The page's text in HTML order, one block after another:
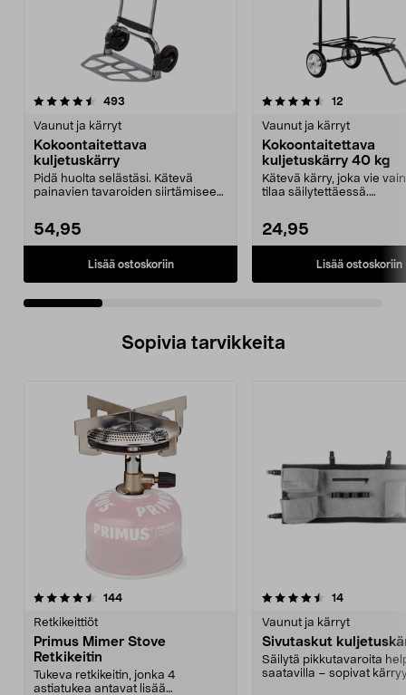
493
Vaunut ja kärryt
Kokoontaitettava
kuljetuskärry
Pidä huolta selästäsi. Kätevä
painavien tavaroiden siirtämiseen.
54,95
Lisää ostoskoriin
4.5 viidestä
12
Vaunut ja kärryt
Kokoontaitettava
kuljetuskärry 40 kg
Kätevä kärry, joka vie
tilaa säilytettäessä.
24,95
Lisää ostoskoriin
4.5 viidestä
Sopivia tarvikkeita
144arvostelut
Retkikeittiöt
Primus Mimer Stove
Retkikeitin
Tukeva retkikeitin, jonka 4
astiatukea antavat lisää
4.5viidestä
14arvostelut
Vaunut ja kärryt
Sivutaskut
Säilytä pikkutavaroita
saatavilla – sopivat
4.0viidestä